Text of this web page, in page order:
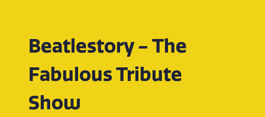
Beatlestory - The
Fabulous Tribute
Show